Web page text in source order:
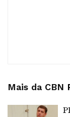
Mais da CBN